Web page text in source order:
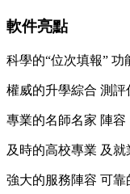
軟件亮點
科學的“位次填報” 功
權威的升學綜合 測評
專業的名師名家 陣容
及時的高校專業 及就
強大的服務陣容 可靠